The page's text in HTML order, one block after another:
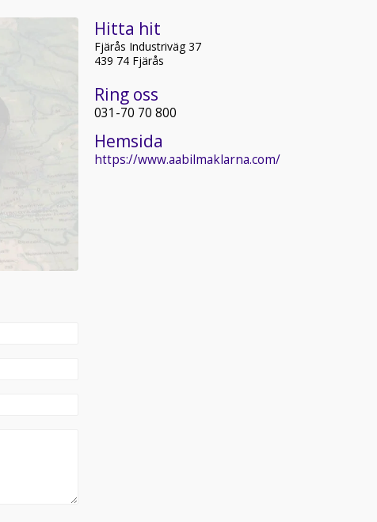
Hitta hit
Fjärås Industriväg 37
439 74 Fjärås
Ring oss
031-70 70 800
Hemsida
https://www.aabilmaklarna.com/